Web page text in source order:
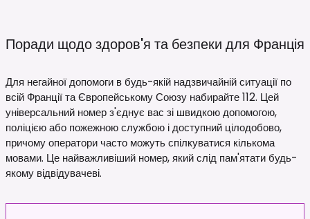
Поради щодо здоров'я та безпеки для Франція
Для негайної допомоги в будь-якій надзвичайній ситуації по
всій Франції та Європейському Союзу набирайте 112. Цей
універсальний номер з'єднує вас зі швидкою допомогою,
поліцією або пожежною службою і доступний цілодобово,
причому оператори часто можуть спілкуватися кількома
мовами. Це найважливіший номер, який слід пам'ятати будь-
якому відвідувачеві.